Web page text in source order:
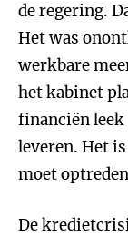
de regering.
Het was
werkbare
het kabinet
financiën
leveren. Het
moet
De